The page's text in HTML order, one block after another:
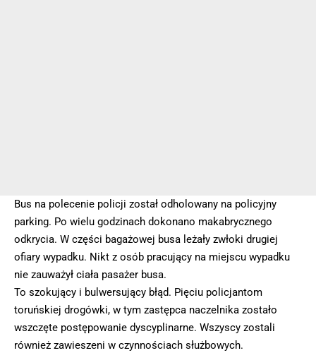
Bus na polecenie policji został odholowany na policyjny
parking. Po wielu godzinach dokonano makabrycznego
odkrycia. W części bagażowej busa leżały zwłoki drugiej
ofiary wypadku. Nikt z osób pracujący na miejscu wypadku
nie zauważył ciała pasażer busa.
To szokujący i bulwersujący błąd. Pięciu policjantom
toruńskiej drogówki, w tym zastępca naczelnika zostało
wszczęte postępowanie dyscyplinarne. Wszyscy zostali
również zawieszeni w czynnościach służbowych.